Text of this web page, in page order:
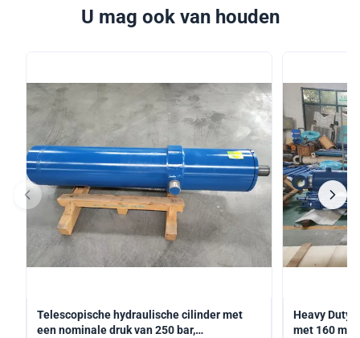
U mag ook van houden
Telescopische hydraulische cilinder met
een nominale druk van 250 bar,
Heavy Duty
met 160 mm